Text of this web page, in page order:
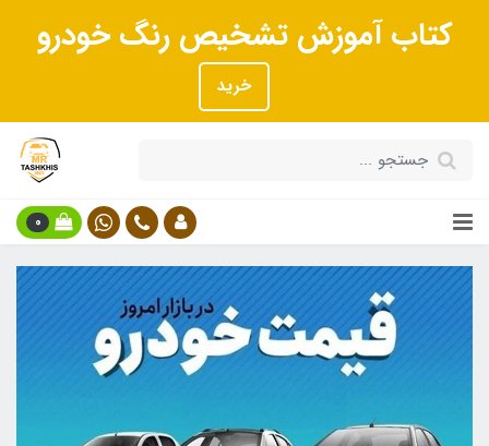
کتاب آموزش تشخیص رنگ خودرو
خرید
0